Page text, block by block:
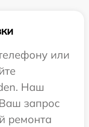
или
Наш
запрос
ремонта